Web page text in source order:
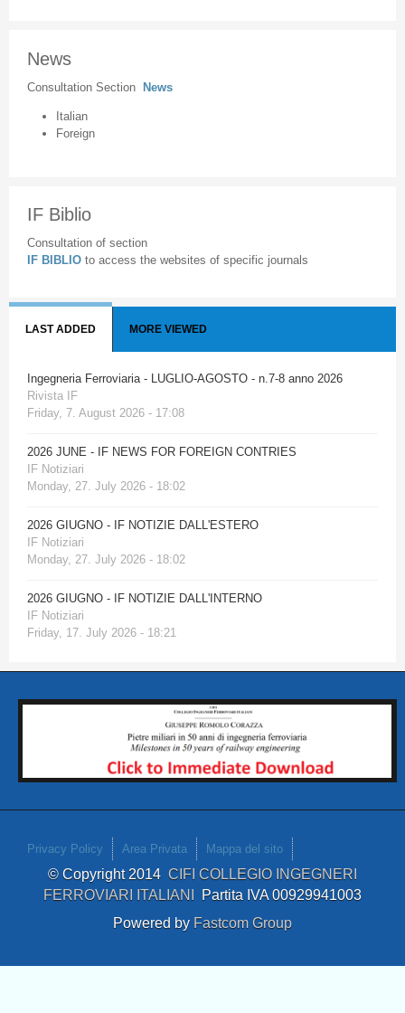
News
Consultation Section News
Italian
Foreign
IF Biblio
Consultation of section
IF BIBLIO to access the websites of specific journals
LAST ADDED MORE VIEWED
Ingegneria Ferroviaria - LUGLIO-AGOSTO - n.7-8 anno 2026
Rivista IF
Friday, 7. August 2026 - 17:08
2026 JUNE - IF NEWS FOR FOREIGN CONTRIES
IF Notiziari
Monday, 27. July 2026 - 18:02
2026 GIUGNO - IF NOTIZIE DALL'ESTERO
IF Notiziari
Monday, 27. July 2026 - 18:02
2026 GIUGNO - IF NOTIZIE DALL'INTERNO
IF Notiziari
Friday, 17. July 2026 - 18:21
Privacy Policy Area Privata Mappa del sito
© Copyright 2014 CIFI COLLEGIO INGEGNERI
FERROVIARI ITALIANI Partita IVA 00929941003
Powered by Fastcom Group